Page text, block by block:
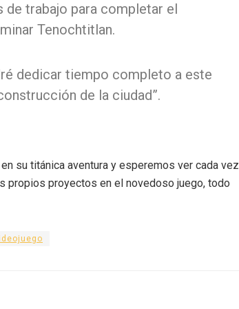
de trabajo para completar el
Tenochtitlan.
dedicar tiempo completo a este
de la ciudad”.
su titánica aventura y esperemos ver cada vez
propios proyectos en el novedoso juego, todo